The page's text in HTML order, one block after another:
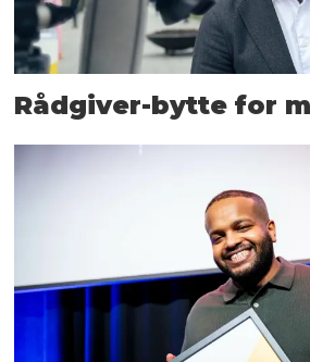
Rådgiver-bytte for